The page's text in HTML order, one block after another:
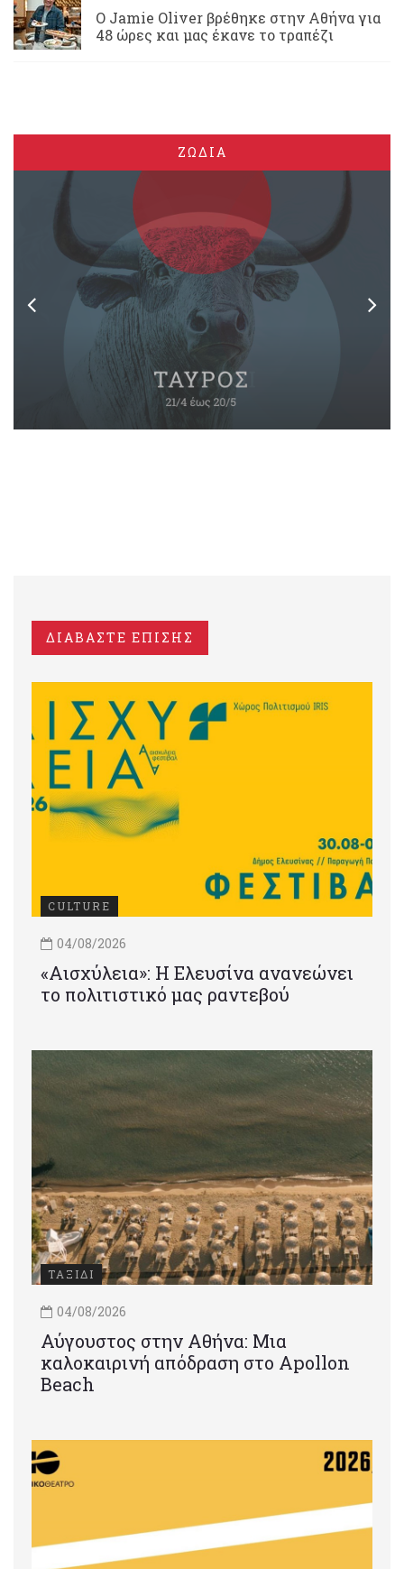
Ο Jamie Oliver βρέθηκε στην Αθήνα για
48 ώρες και μας έκανε το τραπέζι
ΖΩΔΙΑ
ΔΙΑΒΑΣΤΕ ΕΠΙΣΗΣ
CULTURE
04/08/2026
«Αισχύλεια»: Η Ελευσίνα ανανεώνει
το πολιτιστικό μας ραντεβού
ΤΑΞΙΔΙ
04/08/2026
Αύγουστος στην Αθήνα: Μια
καλοκαιρινή απόδραση στο Apollon
Beach